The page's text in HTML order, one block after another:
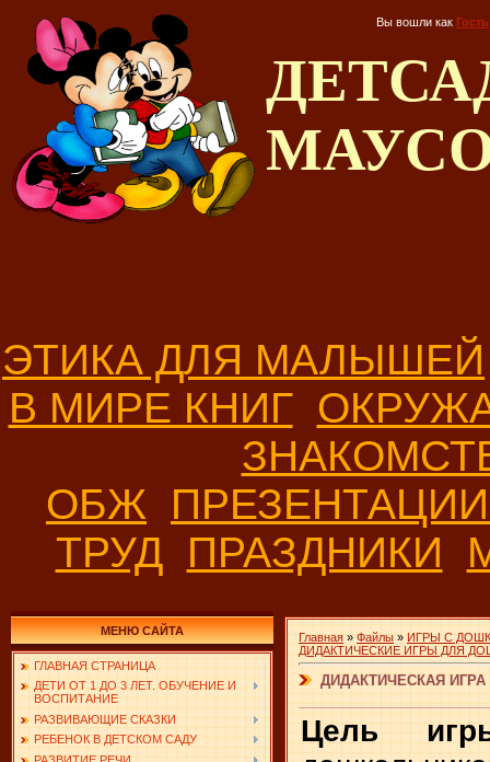
Вы вошли как Гость
ЭТИКА ДЛЯ МАЛЫШЕЙ
В МИРЕ КНИГ
ОБЖ
ТРУД ПРАЗДНИКИ
МЕНЮ САЙТА
ГЛАВНАЯ СТРАНИЦА
ДЕТИ ОТ 1 ДО 3 ЛЕТ. ОБУЧЕНИЕ И
ВОСПИТАНИЕ
РАЗВИВАЮЩИЕ СКАЗКИ
РЕБЕНОК В ДЕТСКОМ САДУ
РАЗВИТИЕ РЕЧИ
Главная » Файлы » ИГРЫ С
ДИДАКТИЧЕСКИЕ ИГРЫ ДЛЯ
ДИДАКТИЧЕСКАЯ ИГРА
Цель